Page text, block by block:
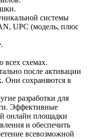
системы
UPC (модель, плюс
всех схемах.
после активации
Они сохраняются в
разработки для
Эффективные
онлайн площадки
и обеспечить
всевозможной